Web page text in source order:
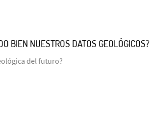
BIEN NUESTROS DATOS GEOLÓGICOS?
del futuro?